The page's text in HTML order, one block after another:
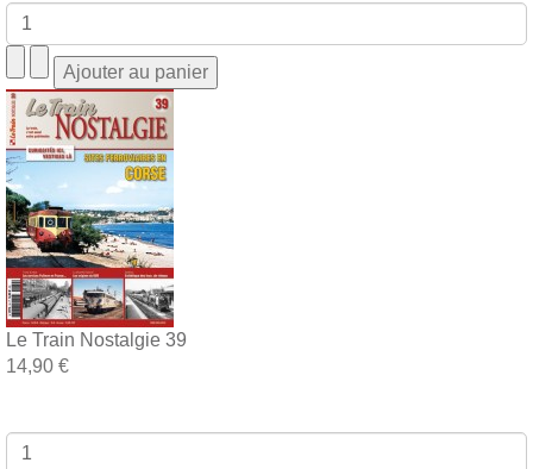
Le Train Nostalgie 39
14,90 €